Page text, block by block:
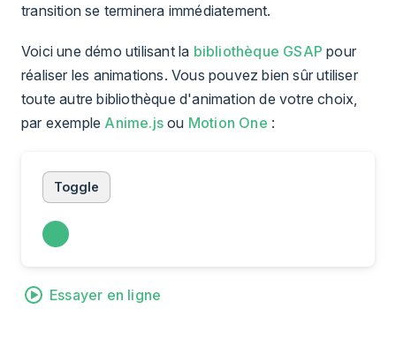
transition se terminera immédiatement.
Voici une démo utilisant la bibliothèque GSAP pour
réaliser les animations. Vous pouvez bien sûr utiliser
toute autre bibliothèque d'animation de votre choix,
par exemple Anime.js ou Motion One :
Toggle
Essayer en ligne